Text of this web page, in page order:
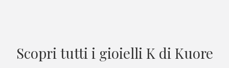
Scopri tutti i gioielli K di Kuore